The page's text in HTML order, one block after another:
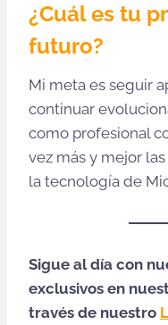
¿Cuál es tu
futuro?
Mi meta es seguir
continuar
como profesional
vez más y mejor
la tecnología de
Sigue al día con
exclusivos en
través de nuestro